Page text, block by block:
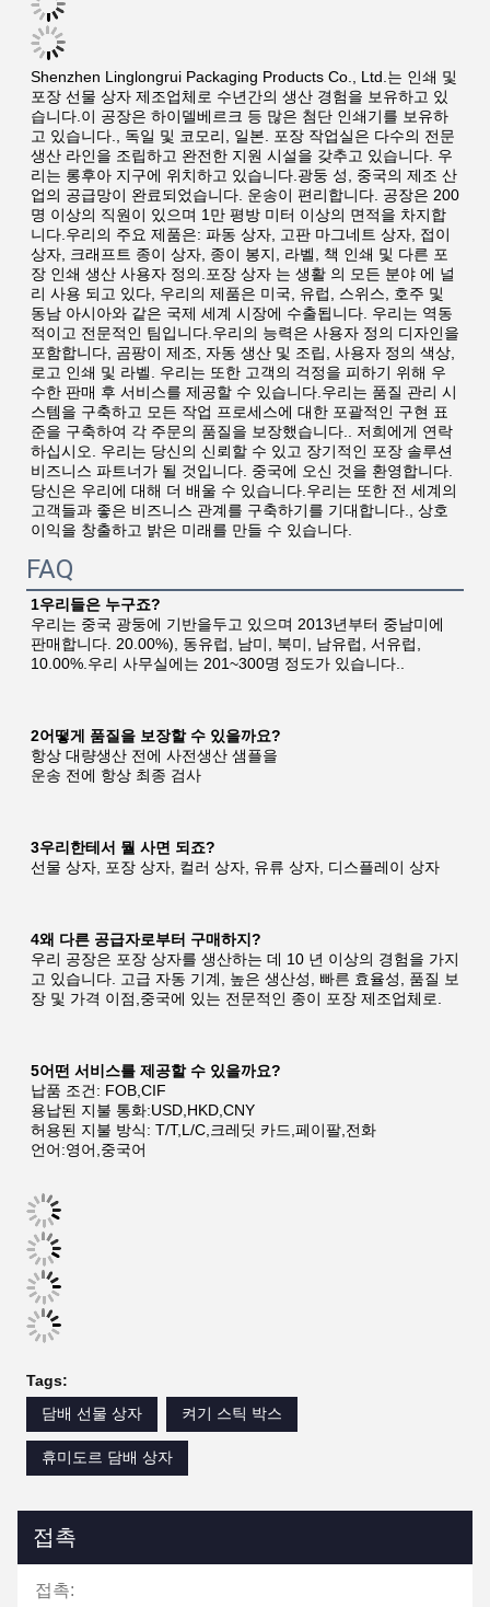
Shenzhen Linglongrui Packaging Products Co., Ltd.는 인쇄 및
포장 선물 상자 제조업체로 수년간의 생산 경험을 보유하고 있
습니다.이 공장은 하이델베르크 등 많은 첨단 인쇄기를 보유하
고 있습니다., 독일 및 코모리, 일본. 포장 작업실은 다수의 전문
생산 라인을 조립하고 완전한 지원 시설을 갖추고 있습니다. 우
리는 롱후아 지구에 위치하고 있습니다.광둥 성, 중국의 제조 산
업의 공급망이 완료되었습니다. 운송이 편리합니다. 공장은 200
명 이상의 직원이 있으며 1만 평방 미터 이상의 면적을 차지합
니다.우리의 주요 제품은: 파동 상자, 고판 마그네트 상자, 접이
상자, 크래프트 종이 상자, 종이 봉지, 라벨, 책 인쇄 및 다른 포
장 인쇄 생산 사용자 정의.포장 상자 는 생활 의 모든 분야 에 널
리 사용 되고 있다, 우리의 제품은 미국, 유럽, 스위스, 호주 및
동남 아시아와 같은 국제 세계 시장에 수출됩니다. 우리는 역동
적이고 전문적인 팀입니다.우리의 능력은 사용자 정의 디자인을
포함합니다, 곰팡이 제조, 자동 생산 및 조립, 사용자 정의 색상,
로고 인쇄 및 라벨. 우리는 또한 고객의 걱정을 피하기 위해 우
수한 판매 후 서비스를 제공할 수 있습니다.우리는 품질 관리 시
스템을 구축하고 모든 작업 프로세스에 대한 포괄적인 구현 표
준을 구축하여 각 주문의 품질을 보장했습니다.. 저희에게 연락
하십시오. 우리는 당신의 신뢰할 수 있고 장기적인 포장 솔루션
비즈니스 파트너가 될 것입니다. 중국에 오신 것을 환영합니다.
당신은 우리에 대해 더 배울 수 있습니다.우리는 또한 전 세계의
고객들과 좋은 비즈니스 관계를 구축하기를 기대합니다., 상호
이익을 창출하고 밝은 미래를 만들 수 있습니다.
FAQ
1우리들은 누구죠?
우리는 중국 광둥에 기반을두고 있으며 2013년부터 중남미에
판매합니다. 20.00%), 동유럽, 남미, 북미, 남유럽, 서유럽,
10.00%.우리 사무실에는 201~300명 정도가 있습니다..
2어떻게 품질을 보장할 수 있을까요?
항상 대량생산 전에 사전생산 샘플을
운송 전에 항상 최종 검사
3우리한테서 뭘 사면 되죠?
선물 상자, 포장 상자, 컬러 상자, 유류 상자, 디스플레이 상자
4왜 다른 공급자로부터 구매하지?
우리 공장은 포장 상자를 생산하는 데 10 년 이상의 경험을 가지
고 있습니다. 고급 자동 기계, 높은 생산성, 빠른 효율성, 품질 보
장 및 가격 이점,중국에 있는 전문적인 종이 포장 제조업체로.
5어떤 서비스를 제공할 수 있을까요?
납품 조건: FOB,CIF
용납된 지불 통화:USD,HKD,CNY
허용된 지불 방식: T/T,L/C,크레딧 카드,페이팔,전화
언어:영어,중국어
Tags:
담배 선물 상자
켜기 스틱 박스
휴미도르 담배 상자
접촉
접촉: